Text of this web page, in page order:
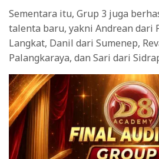
Sementara itu, Grup 3 juga
talenta baru, yakni Andrean dari
Langkat, Danil dari Sumenep,
Palangkaraya, dan Sari dari